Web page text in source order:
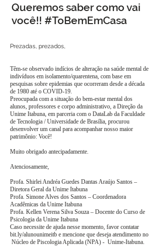
Queremos saber como vai
você!! #ToBemEmCasa
Prezadas, prezados,
Têm-se observado indícios de alteração na saúde mental de
indivíduos em isolamento/quarentena, com base em
pesquisas sobre epidemias que ocorreram desde a década
de 1980 até o COVID-19.
Preocupada com a situação do bem-estar mental dos
alunos, professores e corpo administrativo, a Direção da
Unime Itabuna, em parceria com o DataLab da Faculdade
de Tecnologia / Universidade de Brasília, procurou
desenvolver um canal para acompanhar nosso maior
patrimônio: Você!
Muito obrigado antecipadamente.
Atenciosamente,
Profa. Shirlei Andréa Guedes Dantas Araújo Santos –
Diretora Geral da Unime Itabuna
Profa. Simone Alves dos Santos – Coordenadora
Acadêmicas da Unime Itabuna
Profa. Kellen Verena Silva Souza – Docente do Curso de
Psicologia da Unime Itabuna
Caso necessite de ajuda nesse momento, favor contatar
bit.ly/alunounimeitb e mencione que deseja atendimento no
Núcleo de Piscologia Aplicada (NPA) - Unime-Itabuna.